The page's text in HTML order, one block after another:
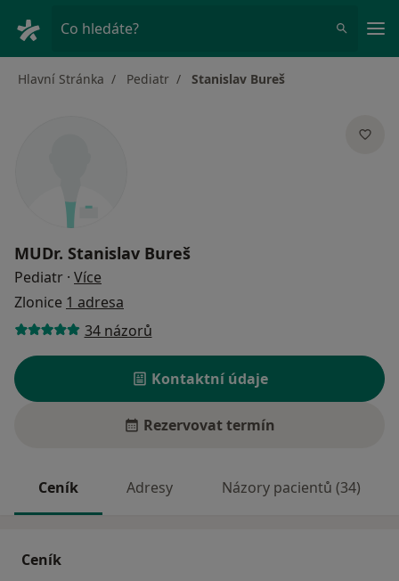
Co hledáte?
Hlavní Stránka Pediatr Stanislav Bureš
MUDr. Stanislav Bureš
Pediatr · Více
Zlonice 1 adresa
34 názorů
Kontaktní údaje
Rezervovat termín
Ceník Adresy Názory pacientů (34)
Ceník